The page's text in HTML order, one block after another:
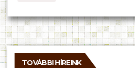
TOVÁBBI HÍREINK